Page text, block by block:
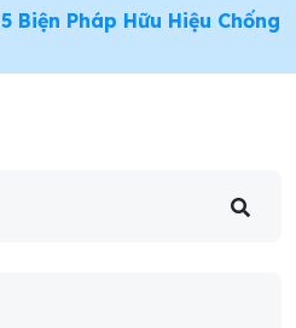
5 Biện Pháp Hữu Hiệu Chống